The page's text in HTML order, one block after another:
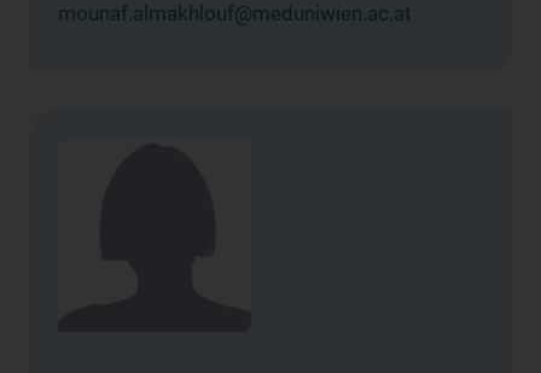
mounaf.almakhlouf@meduniwien.ac.at